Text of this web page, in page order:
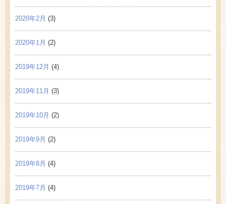
2020年2月 (3)
2020年1月 (2)
2019年12月 (4)
2019年11月 (3)
2019年10月 (2)
2019年9月 (2)
2019年8月 (4)
2019年7月 (4)